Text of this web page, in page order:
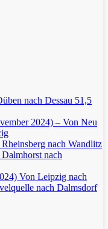
nach Dessau 51,5
2024) – Von Neu
nach Wandlitz
nach
Von Leipzig nach
nach Dalmsdorf